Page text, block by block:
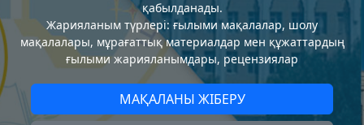
қабылданады.
Жарияланым түрлері: ғылыми мақалалар, шолу
мақалалары, мұрағаттық материалдар мен құжаттардың
ғылыми жарияланымдары, рецензиялар
МАҚАЛАНЫ ЖІБЕРУ